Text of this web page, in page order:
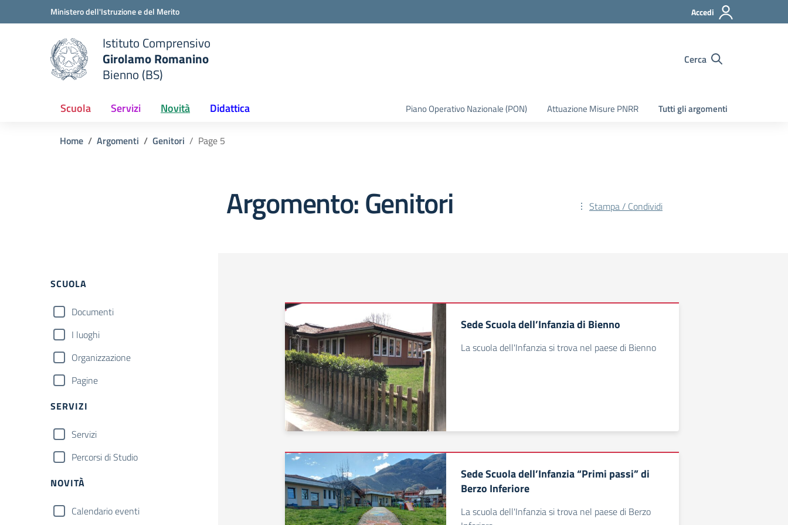
Vai ai contenuti
Vai al menu di navigazioneMinistero dell'Istruzione e del Merito Accedi
scuola
Istituto Comprensivo
Girolamo Romanino
Bienno (BS)
Cerca
Scuola Servizi Novità Didattica Piano Operativo Nazionale (PON) Attuazione Misure PNRR Tutti gli argomenti
Home Argomenti Genitori Page 5
Argomento: Genitori Stampa / Condividi
Filtri
SCUOLA
Documenti
I luoghi
Organizzazione
Pagine
SERVIZI
Servizi
Percorsi di Studio
NOVITÀ
Calendario eventi
Sede Scuola dell’Infanzia di Bienno
La scuola dell'Infanzia si trova nel paese di Bienno
Sede Scuola dell’Infanzia “Primi passi” di
Berzo Inferiore
La scuola dell'Infanzia si trova nel paese di Berzo